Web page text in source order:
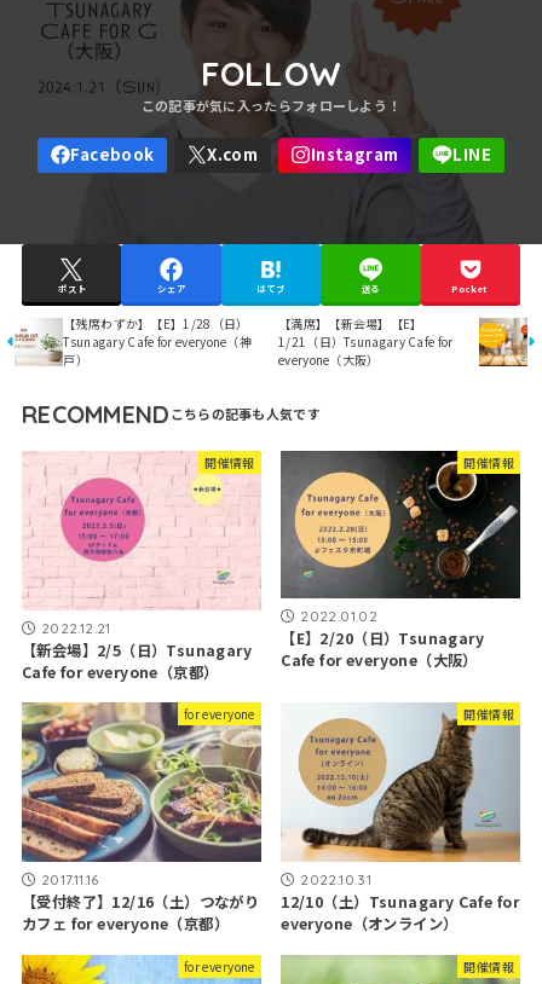
FOLLOW
ポスト シェア はてブ 送る Pocket
【残席わずか】【E】1/28（日）
Tsunagary Cafe for everyone（神
戸）
【満席】【新会場】【E】
1/21（日）Tsunagary Cafe for
everyone（大阪）
RECOMMEND
開催情報
2022.12.21
【新会場】2/5（日）Tsunagary
Cafe for everyone（京都）
開催情報
2022.01.02
【E】2/20（日）Tsunagary
Cafe for everyone（大阪）
for everyone
2017.11.16
【受付終了】12/16（土）つながり
カフェ for everyone（京都）
開催情報
2022.10.31
12/10（土）Tsunagary Cafe for
everyone（オンライン）
for everyone 開催情報